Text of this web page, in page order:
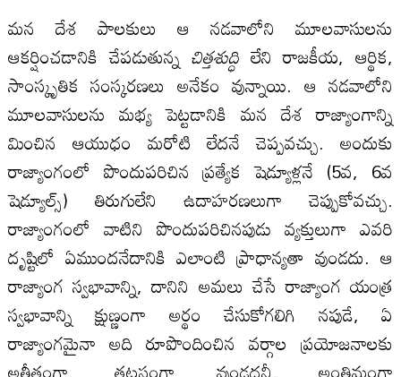
మన దేశ పాలకులు ఆ నడవాలోని మూలవాసులను
ఆకర్షించడానికి చేపడుతున్న చిత్తశుద్ధి లేని రాజకీయ, ఆర్థిక,
సాంస్కృతిక సంస్కరణలు అనేకం వున్నాయి. ఆ నడవాలోని
మూలవాసులను మభ్య పెట్టడానికి మన దేశ రాజ్యాంగాన్ని
మించిన ఆయుధం మరోటి లేదనే చెప్పవచ్చు. అందుకు
రాజ్యాంగంలో పొందుపరిచిన ప్రత్యేక షెడ్యూళ్లనే (5వ, 6వ
షెడ్యూల్స్) తిరుగులేని ఉదాహరణలుగా చెప్పుకోవచ్చు.
రాజ్యాంగంలో వాటిని పొందుపరిచినపుడు వ్యక్తులుగా ఎవరి
దృష్టిలో ఏముందనేదానికి ఎలాంటి ప్రాధాన్యతా వుండదు. ఆ
రాజ్యాంగ స్వభావాన్ని, దానిని అమలు చేసే రాజ్యాంగ యంత్ర
స్వభావాన్ని క్షుణ్ణంగా అర్థం చేసుకోగలిగి నపుడే, ఏ
రాజ్యాంగమైనా అది రూపొందించిన వర్గాల ప్రయోజనాలకు